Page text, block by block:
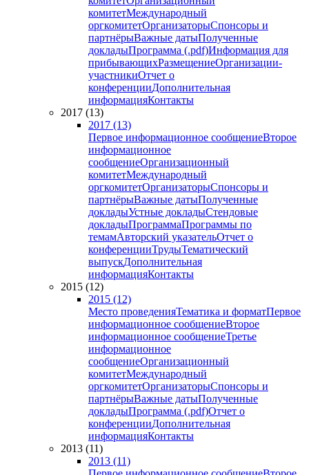
комитетМеждународный
оргкомитетОрганизаторыСпонсоры и
партнёрыВажные датыПолученные
докладыПрограмма (.pdf)Информация для
прибывающихРазмещениеОрганизации-
участникиОтчет о
конференцииДополнительная
информацияКонтакты
2017 (13)
2017 (13)
Первое информационное сообщениеВторое
информационное
сообщениеОрганизационный
комитетМеждународный
оргкомитетОрганизаторыСпонсоры и
партнёрыВажные датыПолученные
докладыУстные докладыСтендовые
докладыПрограммаПрограммы по
темамАвторский указательОтчет о
конференцииТрудыТематический
выпускДополнительная
информацияКонтакты
2015 (12)
2015 (12)
Место проведенияТематика и форматПервое
информационное сообщениеВторое
информационное сообщениеТретье
информационное
сообщениеОрганизационный
комитетМеждународный
оргкомитетОрганизаторыСпонсоры и
партнёрыВажные датыПолученные
докладыПрограмма (.pdf)Отчет о
конференцииДополнительная
информацияКонтакты
2013 (11)
2013 (11)